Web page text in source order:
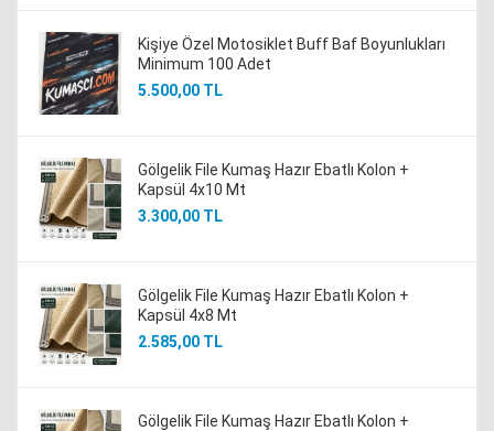
Kişiye Özel Motosiklet Buff Baf Boyunlukları
Minimum 100 Adet
5.500,00 TL
Gölgelik File Kumaş Hazır Ebatlı Kolon +
Kapsül 4x10 Mt
3.300,00 TL
Gölgelik File Kumaş Hazır Ebatlı Kolon +
Kapsül 4x8 Mt
2.585,00 TL
Gölgelik File Kumaş Hazır Ebatlı Kolon +